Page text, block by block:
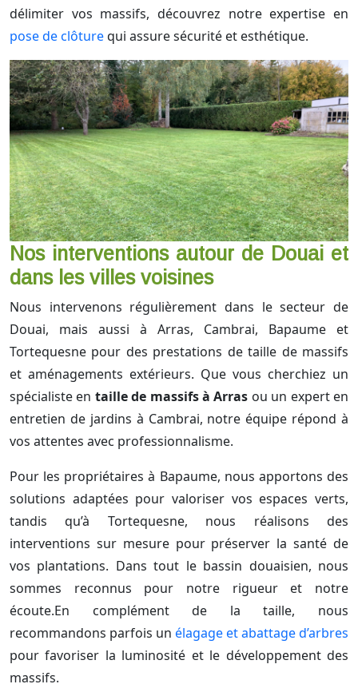
délimiter vos massifs, découvrez notre expertise en
pose de clôturequi assure sécurité et esthétique.
Nos interventions autour de Douai et
dans les villes voisines
Nous intervenons régulièrement dans le secteur de
Douai, mais aussi à Arras, Cambrai, Bapaume et
Tortequesne pour des prestations de taille de massifs
et aménagements extérieurs. Que vous cherchiez un
spécialiste en taille de massifs à Arras ou un expert en
entretien de jardins à Cambrai, notre équipe répond à
vos attentes avec professionnalisme.
Pour les propriétaires à Bapaume, nous apportons des
solutions adaptées pour valoriser vos espaces verts,
tandis qu’à Tortequesne, nous réalisons des
interventions sur mesure pour préserver la santé de
vos plantations. Dans tout le bassin douaisien, nous
sommes reconnus pour notre rigueur et notre
écoute.En complément de la taille, nous
recommandons parfois un élagage et abattage d’arbres
pour favoriser la luminosité et le développement des
massifs.